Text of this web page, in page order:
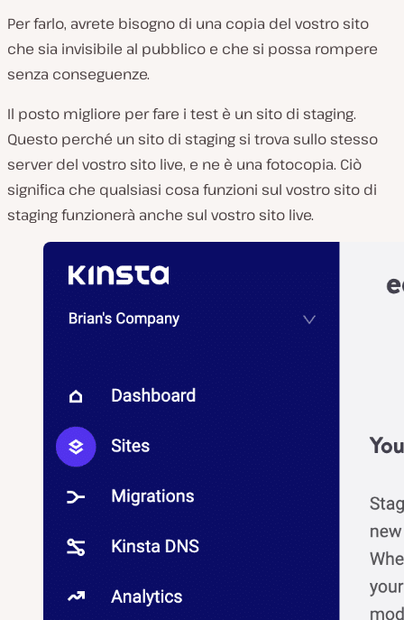
Per farlo, avrete bisogno di una copia del vostro sito
che sia invisibile al pubblico e che si possa rompere
senza conseguenze.
Il posto migliore per fare i test è un sito di staging.
Questo perché un sito di staging si trova sullo stesso
server del vostro sito live, e ne è una fotocopia. Ciò
significa che qualsiasi cosa funzioni sul vostro sito di
staging funzionerà anche sul vostro sito live.